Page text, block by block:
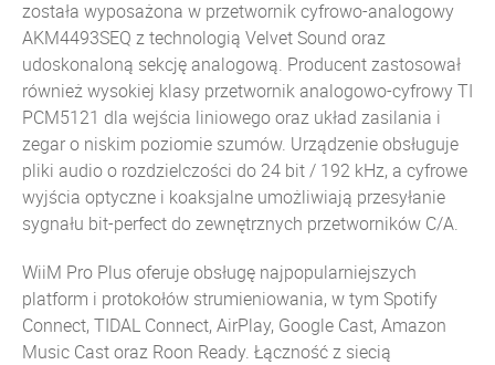
została wyposażona w przetwornik cyfrowo-analogowy
AKM4493SEQ z technologią Velvet Sound oraz
udoskonaloną sekcję analogową. Producent zastosował
również wysokiej klasy przetwornik analogowo-cyfrowyTI
PCM5121 dla wejścia liniowego oraz układ zasilania i
zegar o niskim poziomie szumów. Urządzenie obsługuje
pliki audio o rozdzielczości do 24 bit / 192 kHz, a cyfrowe
wyjścia optyczne i koaksjalne umożliwiają przesyłanie
sygnału bit-perfect do zewnętrznych przetworników C/A.
WiiM Pro Plus oferuje obsługę najpopularniejszych
platform i protokołów strumieniowania, w tym Spotify
Connect, TIDAL Connect, AirPlay, Google Cast, Amazon
Music Cast oraz Roon Ready. Łączność z siecią